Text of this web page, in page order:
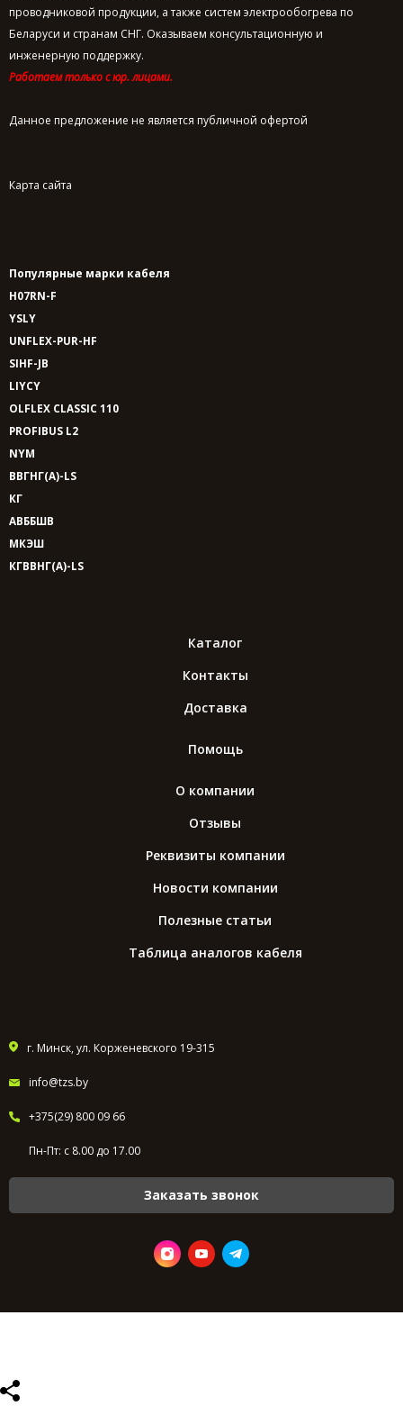
проводниковой продукции, а также систем электрообогрева по
Беларуси и странам СНГ. Оказываем консультационную и
инженерную поддержку.
Работаем только с юр. лицами.
Данное предложение не является публичной офертой
Карта сайта
Популярные марки кабеля
H07RN-F
YSLY
UNFLEX-PUR-HF
SIHF-JB
LIYCY
OLFLEX CLASSIC 110
PROFIBUS L2
NYM
ВВГНГ(A)-LS
КГ
АВББШВ
МКЭШ
КГВВНГ(A)-LS
Каталог
Контакты
Доставка
Помощь
О компании
Отзывы
Реквизиты компании
Новости компании
Полезные статьи
Таблица аналогов кабеля
г. Минск, ул. Корженевского 19-315
info@tzs.by
+375(29) 800 09 66
Пн-Пт: с 8.00 до 17.00
Заказать звонок